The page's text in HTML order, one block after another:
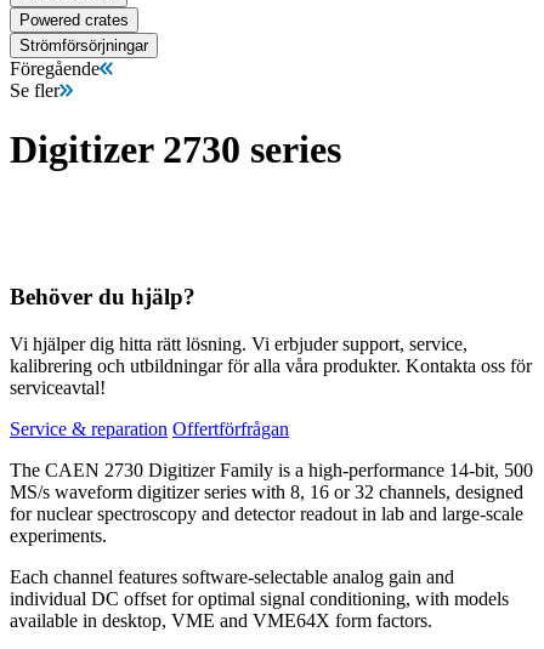
Powered crates
Strömförsörjningar
Föregående
Se fler
Digitizer 2730 series
Behöver du hjälp?
Vi hjälper dig hitta rätt lösning. Vi erbjuder support, service,
kalibrering och utbildningar för alla våra produkter. Kontakta oss för
serviceavtal!
Service & reparation Offertförfrågan
The CAEN 2730 Digitizer Family is a high‑performance 14‑bit, 500
MS/s waveform digitizer series with 8, 16 or 32 channels, designed
for nuclear spectroscopy and detector readout in lab and large‑scale
experiments.
Each channel features software‑selectable analog gain and
individual DC offset for optimal signal conditioning, with models
available in desktop, VME and VME64X form factors.